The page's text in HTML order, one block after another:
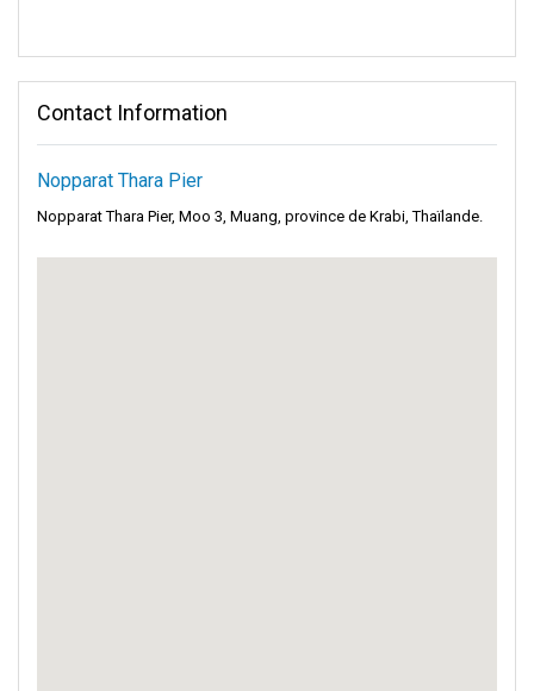
Contact Information
Nopparat Thara Pier
Nopparat Thara Pier, Moo 3, Muang, province de Krabi, Thaïlande.